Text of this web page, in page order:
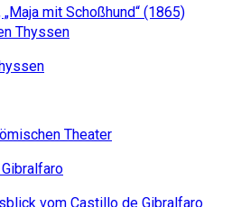
Theater
vom Castillo de Gibralfaro